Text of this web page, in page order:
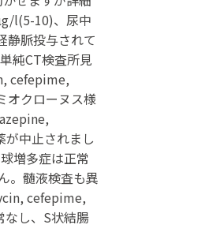
l(5-10)、尿中
静脈投与されて
純CT検査所見
cefepime,
オクローヌス様
中止されまし
増多症は正常
。髄液検査も異
cefepime,
し、S状結腸